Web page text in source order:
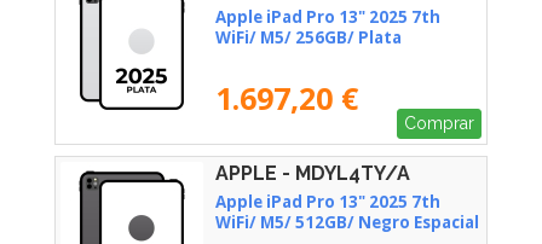
Apple iPad Pro 13" 2025 7th
WiFi/ M5/ 256GB/ Plata
1.697,20 €
Comprar
APPLE - MDYL4TY/A
Apple iPad Pro 13" 2025 7th
WiFi/ M5/ 512GB/ Negro Espacial